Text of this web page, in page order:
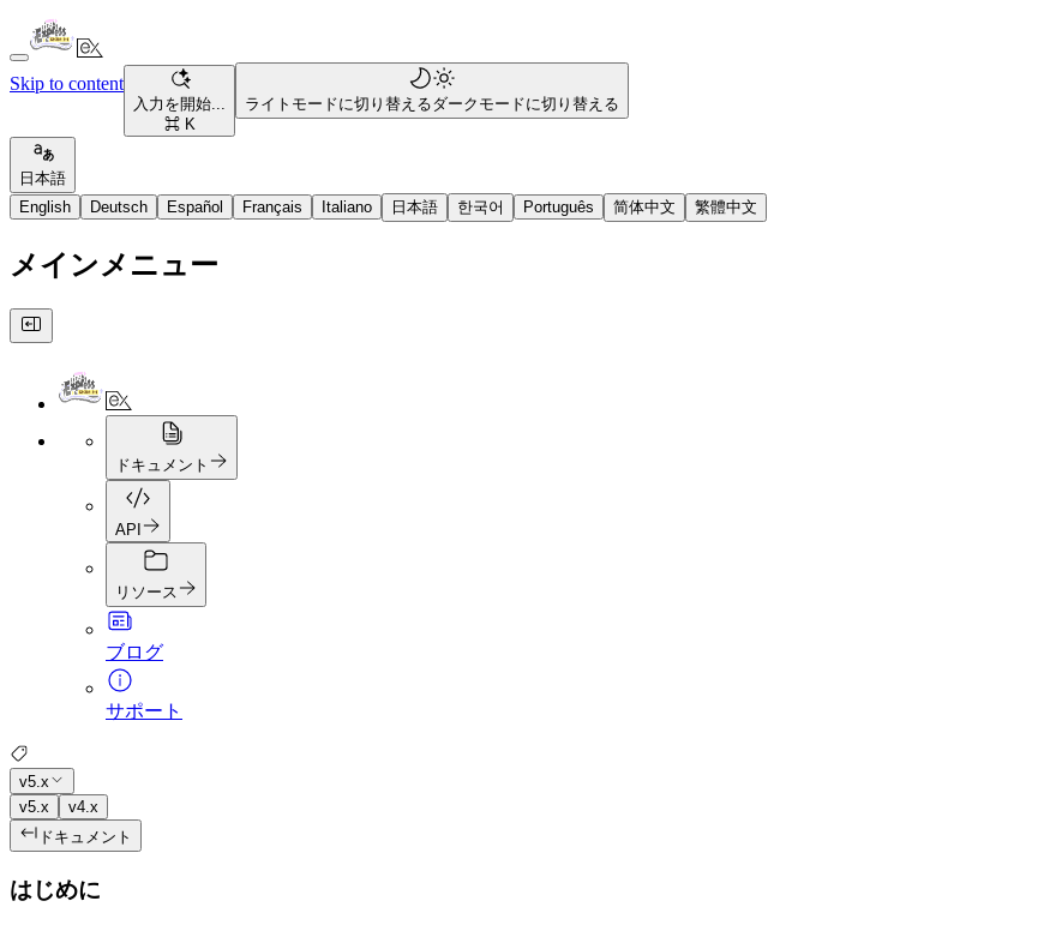
Skip to content
入力を開始...
⌘ K
ライトモードに切り替えるダークモードに切り替える
日本語
English
Deutsch Español Français Italiano 日本語 한국어 Português 简体中文 繁體中文
メインメニュー
ドキュメント
API
リソース
ブログ
サポート
v5.x
v5.x
v4.x
ドキュメント
はじめに